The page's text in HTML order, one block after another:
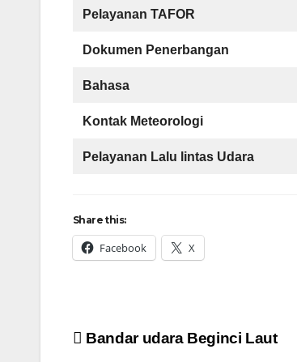
Pelayanan TAFOR
Dokumen Penerbangan
Bahasa
Kontak Meteorologi
Pelayanan Lalu lintas Udara
Share this:
Facebook X
Post
Bandar udara Beginci Laut